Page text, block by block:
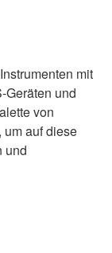
mit
Geräten und
von
auf diese
und